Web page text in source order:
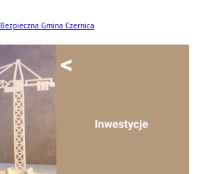
Bezpieczna Gmina Czernica